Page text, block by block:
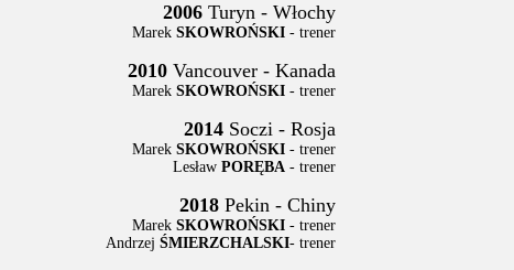
2006Turyn - Włochy
Marek SKOWROŃSKI- trener
2010Vancouver - Kanada
Marek SKOWROŃSKI- trener
2014Soczi - Rosja
Marek SKOWROŃSKI- trener
Lesław PORĘBA- trener
2018Pekin - Chiny
Marek SKOWROŃSKI- trener
Andrzej ŚMIERZCHALSKI- trener